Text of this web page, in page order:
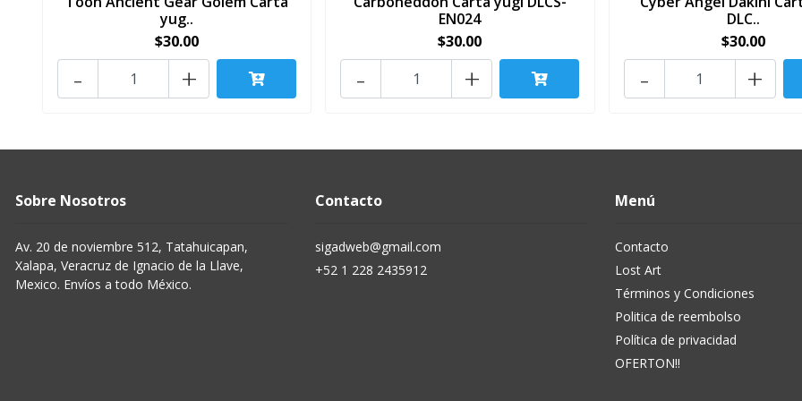
yug..
$30.00
+
-
EN024
$30.00
+
-
DLC..
$30.00
+
-
Sobre Nosotros
Av. 20 de noviembre 512, Tatahuicapan,
Xalapa, Veracruz de Ignacio de la Llave,
Mexico. Envíos a todo México.
Contacto
sigadweb@gmail.com
+52 1 228 2435912
Menú
Contacto
Lost Art
Términos y Condiciones
Politica de reembolso
Política de privacidad
OFERTON!!